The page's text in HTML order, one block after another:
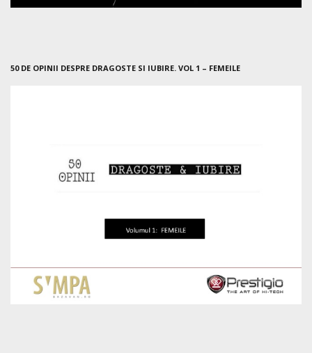
50 DE OPINII DESPRE DRAGOSTE SI IUBIRE. VOL 1 – FEMEILE